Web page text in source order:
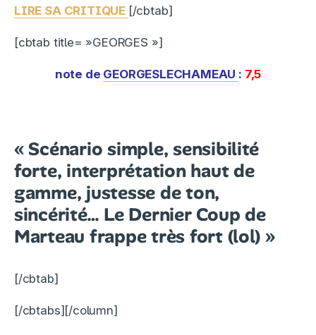
LIRE SA CRITIQUE [/cbtab]
[cbtab title= »GEORGES »]
note de GEORGESLECHAMEAU : 7,5
« Scénario simple, sensibilité
forte, interprétation haut de
gamme, justesse de ton,
sincérité… Le Dernier Coup de
Marteau frappe très fort (lol) »
[/cbtab]
[/cbtabs] [/column]